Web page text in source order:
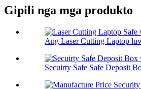
Gipili nga mga produkto
Ang Laser Cutting Laptop
Secuirty Safe Safe Deposit